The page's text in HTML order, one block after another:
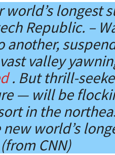
world’s longest
Republic. –
another,
valley
. But thrill-
— will be
in the
world’s
CNN)